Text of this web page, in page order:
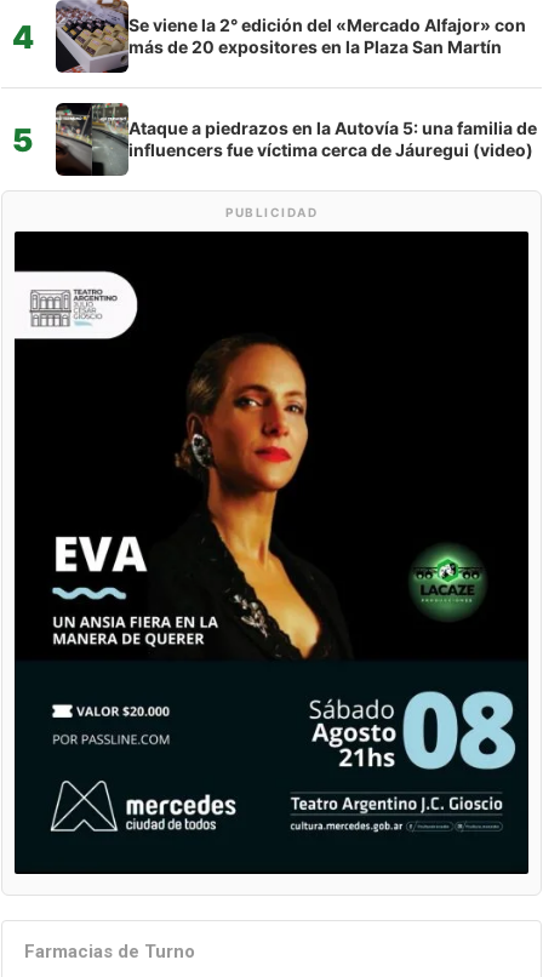
4
Se viene la 2° edición del «Mercado Alfajor» con
más de 20 expositores en la Plaza San Martín
5
Ataque a piedrazos en la Autovía 5: una familia de
influencers fue víctima cerca de Jáuregui (video)
PUBLICIDAD
Farmacias de Turno